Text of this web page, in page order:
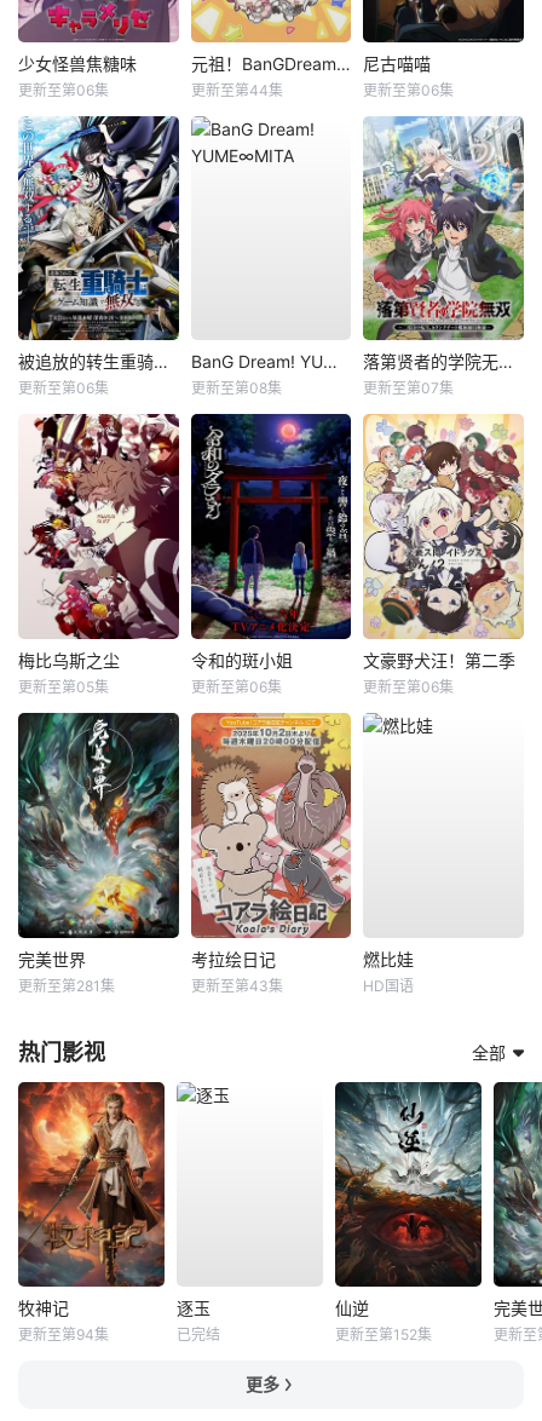
少女怪兽焦糖味
更新至第06集
元祖！BanGDream酱
更新至第44集
尼古喵喵
更新至第06集
被追放的转生重骑士用游戏知识开无双
更新至第06集
BanG Dream! YUME∞MITA
更新至第08集
落第贤者的学院无双第二回转生，S等级作弊魔术师冒险记
更新至第07集
梅比乌斯之尘
更新至第05集
令和的斑小姐
更新至第06集
文豪野犬汪！第二季
更新至第06集
完美世界
更新至第281集
考拉绘日记
更新至第43集
燃比娃
HD国语
热门影视 全部
牧神记
更新至第94集
逐玉
已完结
仙逆
更新至第152集
完美
更新至
更多